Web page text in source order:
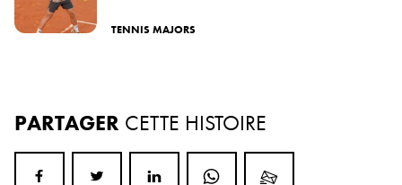
TENNIS MAJORS
PARTAGER CETTE HISTOIRE